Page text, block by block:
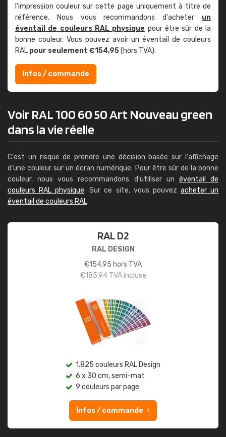
l'impression couleur sur cette page uniquement à titre de
référence. Nous vous recommandons d'acheter un
éventail de couleurs RAL physique pour être sûr de la
bonne couleur. Vous pouvez avoir un éventail de couleurs
RAL pour seulement €154,95(hors TVA).
Infos / commande
Voir RAL 100 60 50 Art Nouveau green
dans la vie réelle
C'est un risque de prendre une décision basée sur l'affichage
d'une couleur sur un écran numérique. Pour être sûr de la bonne
couleur, nous vous recommandons d'utiliser un éventail de
couleurs RAL physique. Sur ce site, vous pouvez acheter un
éventail de couleurs RAL.
RAL D2
RAL DESIGN
€154,95 hors TVA
€185,94TVA incluse
1.825 couleurs RAL Design
6 x 30 cm, semi-mat
9 couleurs par page
Infos / commande